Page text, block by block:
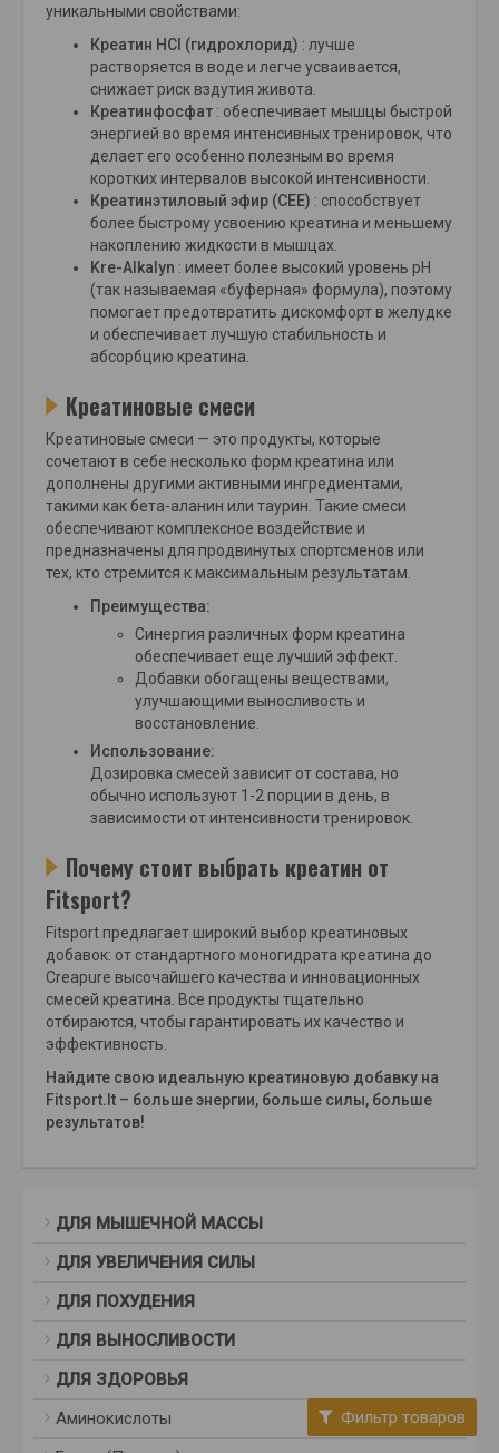
уникальными свойствами:
Креатин HCl (гидрохлорид) : лучше
растворяется в воде и легче усваивается,
снижает риск вздутия живота.
Креатинфосфат : обеспечивает мышцы быстрой
энергией во время интенсивных тренировок, что
делает его особенно полезным во время
коротких интервалов высокой интенсивности.
Креатинэтиловый эфир (CEE) : способствует
более быстрому усвоению креатина и меньшему
накоплению жидкости в мышцах.
Kre-Alkalyn : имеет более высокий уровень pH
(так называемая «буферная» формула), поэтому
помогает предотвратить дискомфорт в желудке
и обеспечивает лучшую стабильность и
абсорбцию креатина.
Креатиновые смеси
Креатиновые смеси — это продукты, которые
сочетают в себе несколько форм креатина или
дополнены другими активными ингредиентами,
такими как бета-аланин или таурин. Такие смеси
обеспечивают комплексное воздействие и
предназначены для продвинутых спортсменов или
тех, кто стремится к максимальным результатам.
Преимущества:
Синергия различных форм креатина
обеспечивает еще лучший эффект.
Добавки обогащены веществами,
улучшающими выносливость и
восстановление.
Использование:
Дозировка смесей зависит от состава, но
обычно используют 1-2 порции в день, в
зависимости от интенсивности тренировок.
Почему стоит выбрать креатин от
Fitsport?
Fitsport предлагает широкий выбор креатиновых
добавок: от стандартного моногидрата креатина до
Creapure высочайшего качества и инновационных
смесей креатина. Все продукты тщательно
отбираются, чтобы гарантировать их качество и
эффективность.
Найдите свою идеальную креатиновую добавку на
Fitsport.lt – больше энергии, больше силы, больше
результатов!
ДЛЯ МЫШЕЧНОЙ МАССЫ
ДЛЯ УВЕЛИЧЕНИЯ СИЛЫ
ДЛЯ ПОХУДЕНИЯ
ДЛЯ ВЫНОСЛИВОСТИ
ДЛЯ ЗДОРОВЬЯ
Аминокислоты
Фильтр товаров